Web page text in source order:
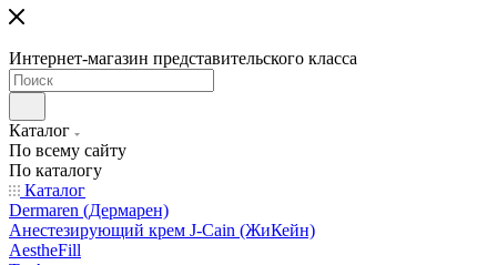
Интернет-магазин представительского класса
Каталог
По всему сайту
По каталогу
Каталог
Dermaren (Дермарен)
Анестезирующий крем J-Cain (ЖиКейн)
AestheFill